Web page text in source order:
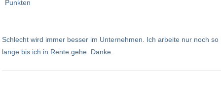
Schlecht wird immer besser im Unternehmen. Ich arbeite nur noch so
lange bis ich in Rente gehe. Danke.